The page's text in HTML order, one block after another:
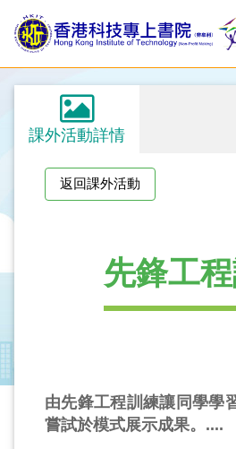
課外活動詳情
返回課外活動
先鋒工
由先鋒工程訓練讓同學學
嘗試於模式展示成果。....